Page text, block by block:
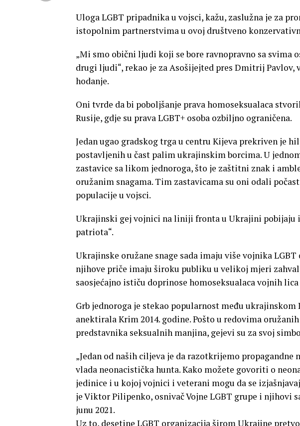
Uloga LGBT pripadnika u vojsci, kažu, zaslužna je za
istopolnim partnerstvima u ovoj društveno
„Mi smo obični ljudi koji se bore ravnopravno sa svima
drugi ljudi“, rekao je za Asošijejted pres Dmitrij
hodanje.
Oni tvrde da bi poboljšanje prava homoseksualaca
Rusije, gdje su prava LGBT+ osoba ozbiljno ograničena.
Jedan ugao gradskog trga u centru Kijeva prekriven je
postavljenih u čast palim ukrajinskim borcima. U
zastavice sa likom jednoroga, što je zaštitni znak i
oružanim snagama. Tim zastavicama su oni odali
populacije u vojsci.
Ukrajinski gej vojnici na liniji fronta u Ukrajini pobijaju
patriota“.
Ukrajinske oružane snage sada imaju više vojnika
njihove priče imaju široku publiku u velikoj mjeri
saosjećajno ističu doprinose homoseksualaca vojnih
Grb jednoroga je stekao popularnost među ukrajinskom
anektirala Krim 2014. godine. Pošto u redovima
predstavnika seksualnih manjina, gejevi su za svoj
„Jedan od naših ciljeva je da razotkrijemo
vlada neonacistička hunta. Kako možete govoriti o
jedinice i u kojoj vojnici i veterani mogu da se
je Viktor Pilipenko, osnivač Vojne LGBT grupe i njihovi
junu 2021.
Uz to, desetine LGBT organizacija širom Ukrajine